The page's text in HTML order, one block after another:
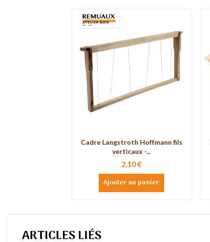
Cadre Langstroth Hoffmann fils
verticaux -...
2,10 €
Ajouter au panier
ARTICLES LIÉS